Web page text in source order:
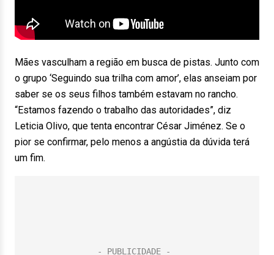
Mães vasculham a região em busca de pistas. Junto com
o grupo ‘Seguindo sua trilha com amor’, elas anseiam por
saber se os seus filhos também estavam no rancho.
“Estamos fazendo o trabalho das autoridades”, diz
Leticia Olivo, que tenta encontrar César Jiménez. Se o
pior se confirmar, pelo menos a angústia da dúvida terá
um fim.